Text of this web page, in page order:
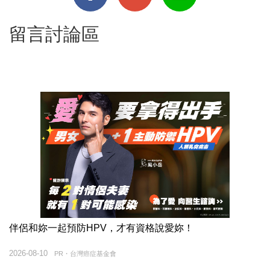
留言討論區
伴侶和妳一起預防HPV，才有資格說愛妳！
PR・台灣癌症基金會
2026-08-10